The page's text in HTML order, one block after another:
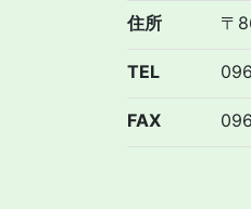
住所 〒
TEL
FAX